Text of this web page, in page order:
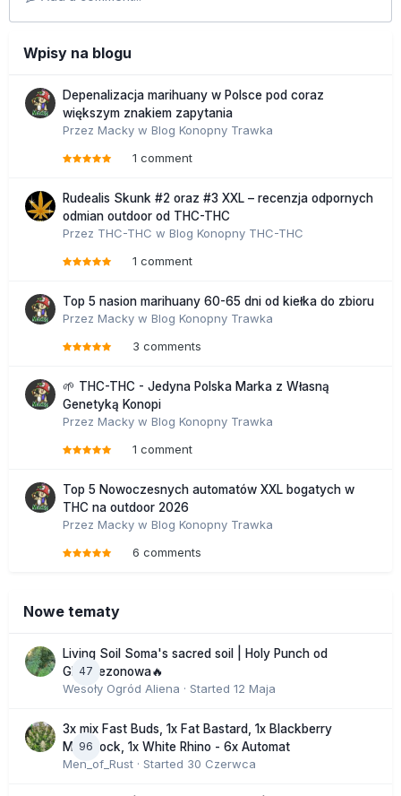
Wpisy na blogu
Depenalizacja marihuany w Polsce pod coraz
większym znakiem zapytania
Przez Macky w Blog Konopny Trawka
1 comment
Rudealis Skunk #2 oraz #3 XXL – recenzja odpornych
odmian outdoor od THC-THC
Przez THC-THC w Blog Konopny THC-THC
1 comment
Top 5 nasion marihuany 60-65 dni od kiełka do zbioru
Przez Macky w Blog Konopny Trawka
3 comments
🌱 THC-THC - Jedyna Polska Marka z Własną
Genetyką Konopi
Przez Macky w Blog Konopny Trawka
1 comment
Top 5 Nowoczesnych automatów XXL bogatych w
THC na outdoor 2026
Przez Macky w Blog Konopny Trawka
6 comments
Nowe tematy
47
Living Soil Soma's sacred soil | Holy Punch od
GHS sezonowa🔥
Wesoły Ogród Aliena · Started 12 Maja
96
3x mix Fast Buds, 1x Fat Bastard, 1x Blackberry
Moonrock, 1x White Rhino - 6x Automat
Men_of_Rust · Started 30 Czerwca